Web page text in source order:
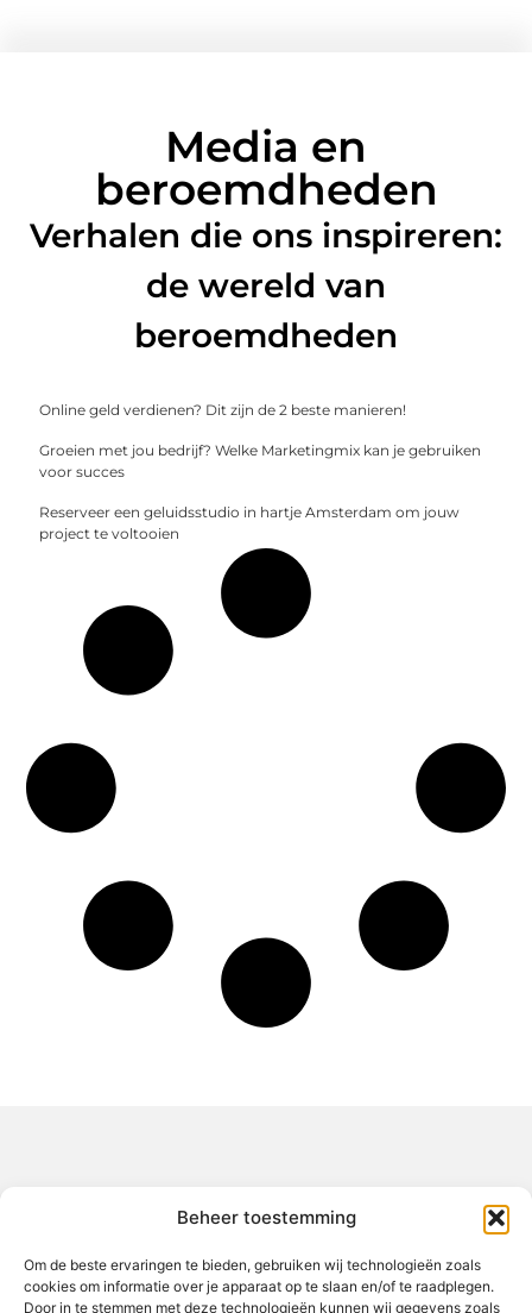
Beheer toestemming
Om de beste ervaringen te bieden, gebruiken wij technologieën zoals
cookies om informatie over je apparaat op te slaan en/of te raadplegen.
Door in te stemmen met deze technologieën kunnen wij gegevens zoals
Media en
beroemdheden
Verhalen die ons inspireren:
de wereld van
beroemdheden
Online geld verdienen? Dit zijn de 2 beste manieren!
Groeien met jou bedrijf? Welke Marketingmix kan je gebruiken
voor succes
Reserveer een geluidsstudio in hartje Amsterdam om jouw
project te voltooien
Jouw gids voor inspiratie en tips uit het dagelijks leven.
Ontdek een brede verzameling blogs en artikelen die je helpen
om het meeste uit elke dag te halen, met praktische adviezen
en verrassende inzichten.